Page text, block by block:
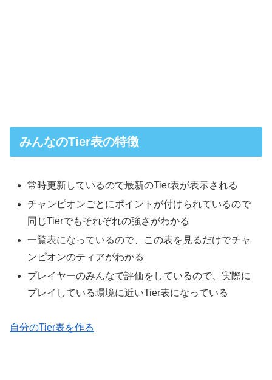
みんなのTier表の特徴
常時更新しているので最新のTier表が表示される
チャンピオンごとにポイントが付けられているので
同じTierでもそれぞれの強さがわかる
一覧表になっているので、この表を見るだけでチャ
ンピオンのティアがわかる
プレイヤーのみんなで評価をしているので、実際に
プレイしている環境に近いTier表になっている
自分のTier表を作る